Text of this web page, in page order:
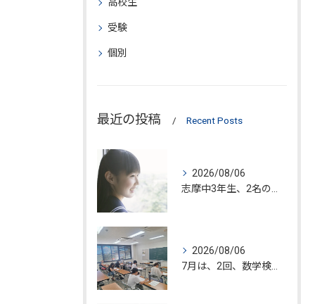
受験
個別
最近の投稿 Recent Posts
2026/08/06
2026/08/06